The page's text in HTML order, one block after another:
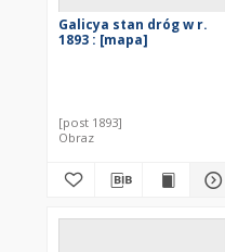
Galicya stan dróg w r.
1893 : [mapa]
[post 1893]
Obraz